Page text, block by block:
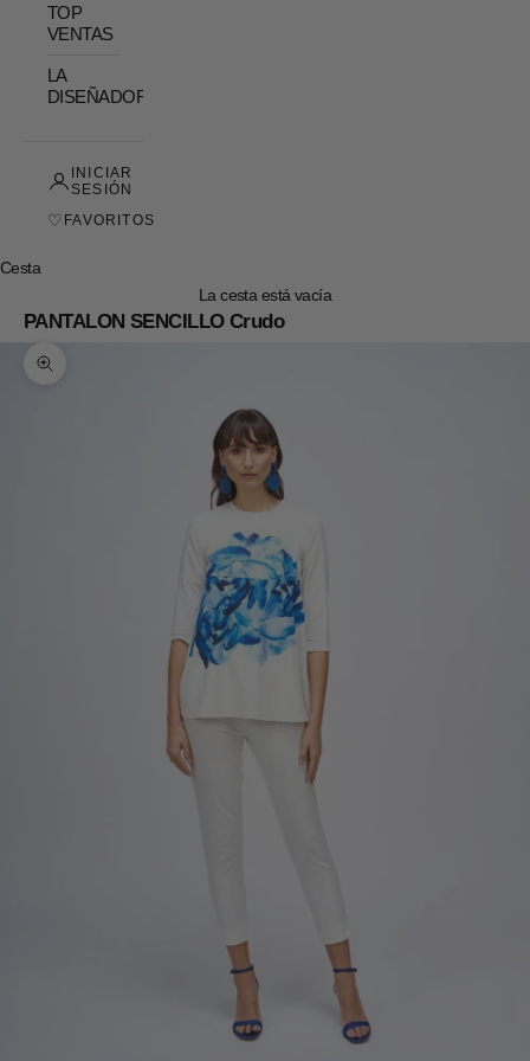
TOP
VENTAS
LA
DISEÑADORA
INICIAR
SESIÓN
♡ FAVORITOS
Cesta
La cesta está vacía
PANTALON SENCILLO Crudo
Zoom